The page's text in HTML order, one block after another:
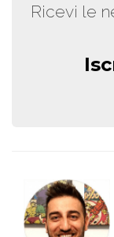
Ricevi le